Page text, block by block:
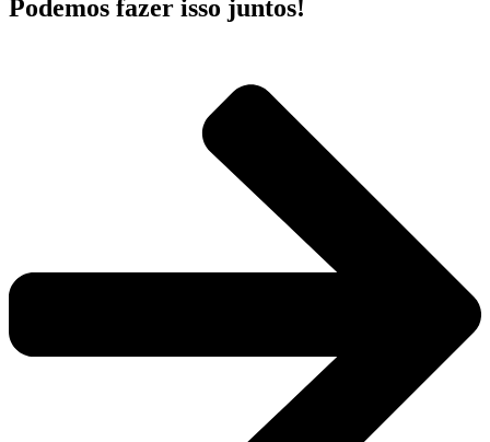
Podemos fazer isso juntos!